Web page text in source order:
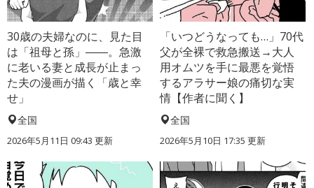
30歳の夫婦なのに、見た目
は「祖母と孫」――。急激
に老いる妻と成長が止まっ
た夫の漫画が描く「歳と幸
せ」
全国
2026年5月11日 09:43 更新
「いつどうなっても…」70代
父が全裸で救急搬送→大人
用オムツを手に最悪を覚悟
するアラサー娘の痛切な実
情【作者に聞く】
全国
2026年5月10日 17:35 更新